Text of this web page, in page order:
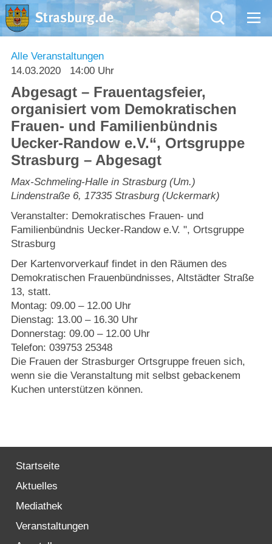
Mängelmeldung
Rathaus
Natur – Kultur – Tourismus
Wirtschaft
Willkommen in Strasburg (Uckermark)
Strasburger Ehrenamtspreis „SBG“
Welcome to Strasburg (Uckermark)
Ласкаво просимо до Штрасбурга (Уккермарк)
مرحبًا بكم في شتراسبورغ (أوكرمارك)
Sprache/Language
Alle Veranstaltungen
14.03.2020
14:00 Uhr
Abgesagt – Frauentagsfeier,
organisiert vom Demokratischen
Frauen- und Familienbündnis
Uecker-Randow e.V.“, Ortsgruppe
Strasburg – Abgesagt
Max-Schmeling-Halle in Strasburg (Um.)
Lindenstraße 6,17335 Strasburg (Uckermark)
Veranstalter: Demokratisches Frauen- und
Familienbündnis Uecker-Randow e.V. ", Ortsgruppe
Strasburg
Der Kartenvorverkauf findet in den Räumen des
Demokratischen Frauenbündnisses, Altstädter Straße
13, statt.
Montag: 09.00 – 12.00 Uhr
Dienstag: 13.00 – 16.30 Uhr
Donnerstag: 09.00 – 12.00 Uhr
Telefon: 039753 25348
Die Frauen der Strasburger Ortsgruppe freuen sich,
wenn sie die Veranstaltung mit selbst gebackenem
Kuchen unterstützen können.
Startseite
Aktuelles
Mediathek
Veranstaltungen